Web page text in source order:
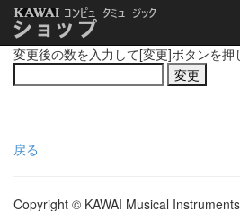
変更後の数を入力して[変更]ボタンを押
戻る
Copyright © KAWAI Musical